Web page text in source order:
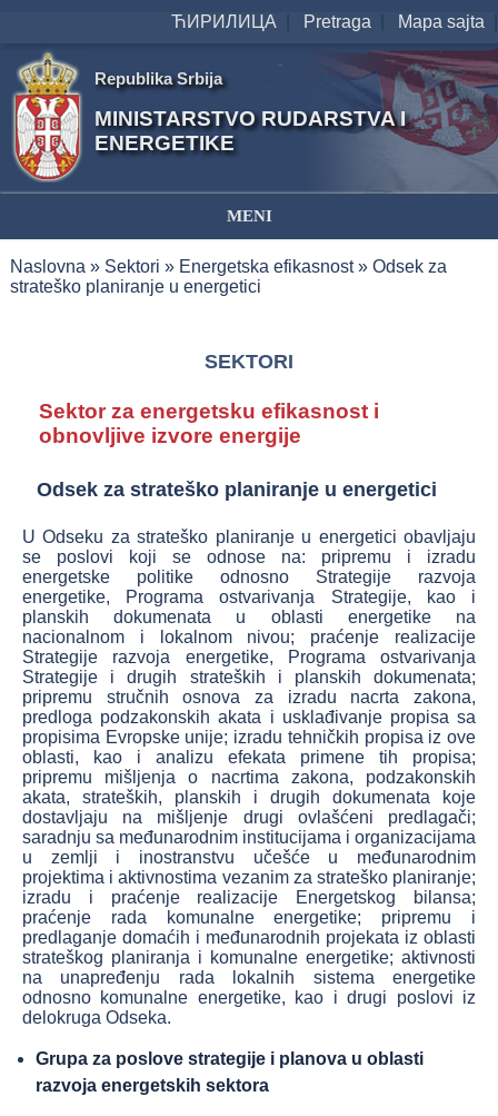
ЋИРИЛИЦА Pretraga Mapa sajta
Republika Srbija
MINISTARSTVO RUDARSTVA I
ENERGETIKE
MENI
Naslovna » Sektori » Energetska efikasnost» Odsek za
strateško planiranje u energetici
SEKTORI
Sektor za energetsku efikasnost i
obnovlјive izvore energije
Odsek za strateško planiranje u energetici
U Odseku za strateško planiranje u energetici obavlјaju
se poslovi koji se odnose na: pripremu i izradu
energetske politike odnosno Strategije razvoja
energetike, Programa ostvarivanja Strategije, kao i
planskih dokumenata u oblasti energetike na
nacionalnom i lokalnom nivou; praćenje realizacije
Strategije razvoja energetike, Programa ostvarivanja
Strategije i drugih strateških i planskih dokumenata;
pripremu stručnih osnova za izradu nacrta zakona,
predloga podzakonskih akata i usklađivanje propisa sa
propisima Evropske unije; izradu tehničkih propisa iz ove
oblasti, kao i analizu efekata primene tih propisa;
pripremu mišlјenja o nacrtima zakona, podzakonskih
akata, strateških, planskih i drugih dokumenata koje
dostavlјaju na mišlјenje drugi ovlašćeni predlagači;
saradnju sa međunarodnim institucijama i organizacijama
u zemlјi i inostranstvu učešće u međunarodnim
projektima i aktivnostima vezanim za strateško planiranje;
izradu i praćenje realizacije Energetskog bilansa;
praćenje rada komunalne energetike; pripremu i
predlaganje domaćih i međunarodnih projekata iz oblasti
strateškog planiranja i komunalne energetike; aktivnosti
na unapređenju rada lokalnih sistema energetike
odnosno komunalne energetike, kao i drugi poslovi iz
delokruga Odseka.
Grupa za poslove strategije i planova u oblasti
razvoja energetskih sektora